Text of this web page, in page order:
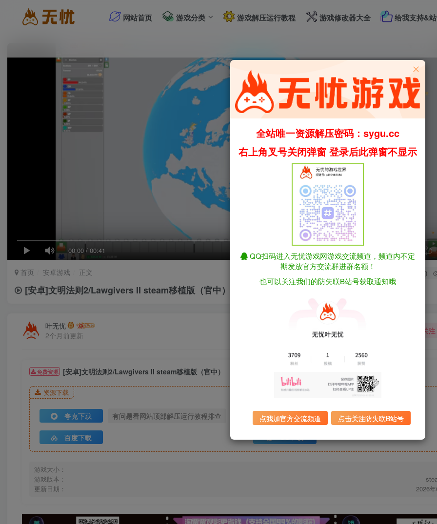
网站首页 游戏分类 游戏解压运行教程 游戏修改器大全 给我支持&
00:00 / 00:41 speed
首页 安卓游戏 正文 0
[安卓]文明法则2/Lawgivers II steam移植版（官中）
叶无忧
2个月前更新
关注
免费资源 [安卓]文明法则2/Lawgivers II steam移植版（官中）
资源下载
夸克下载 有问题看网站顶部解压运行教程排查 迅雷下载 全站统一解压密码：sygu.cc
百度下载 UC下载
游戏大小：
游戏版本：
更新日期：
2026
全站唯一资源解压密码：sygu.cc
右上角叉号关闭弹窗 登录后此弹窗不显示
QQ扫码进入无忧游戏网游戏交流频道，频道内不定
期发放官方交流群进群名额！
也可以关注我们的防失联B站号获取通知哦
点我加官方交流频道 点击关注防失联B站号